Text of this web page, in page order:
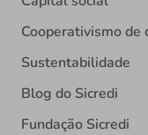
Cooperativismo de
Sustentabilidade
Blog do Sicredi
Fundação Sicredi